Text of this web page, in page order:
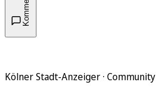
Kölner Stadt-Anzeiger · Community